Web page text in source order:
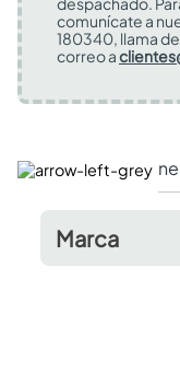
comunícate a
180340, llama
correo a
Marca